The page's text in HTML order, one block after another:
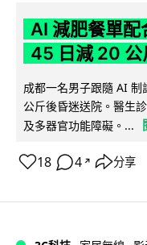
AI 減肥餐單
45 日減 20 公
成都一名男子跟隨 AI
公斤後昏迷送院。醫生
及多器官功能障礙。...
18 4 ↗ 分享